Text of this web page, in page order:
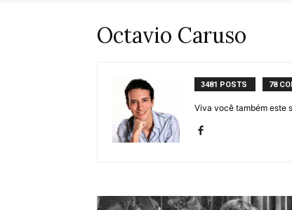
Octavio Caruso
3481 POSTS 78
Viva você também este